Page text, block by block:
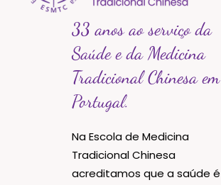
33 anos ao serviço da
Saúde e da Medicina
Tradicional Chinesa em
Portugal.
Na Escola de Medicina
Tradicional Chinesa
acreditamos que a saúde é